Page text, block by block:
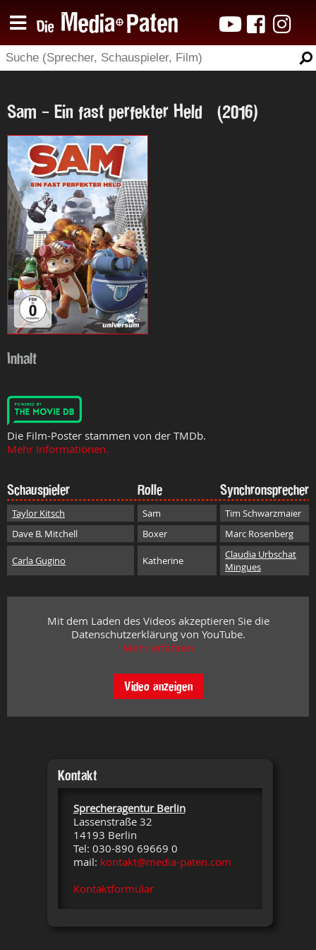
Sam - Ein fast perfekter Held (2016)
Inhalt
Die Film-Poster stammen von der TMDb.
Mehr Informationen.
Schauspieler Rolle Synchronsprecher
Taylor Kitsch Sam
Tim Schwarzmaier
Dave B. Mitchell
Boxer Marc Rosenberg
Carla Gugino Katherine
Claudia Urbschat
Mingues
Mit dem Laden des Videos akzeptieren Sie die
Datenschutzerklärung von YouTube.
Mehr erfahren
Video anzeigen
Kontakt
Sprecheragentur Berlin
Lassenstraße 32
14193 Berlin
Tel: 030-890 69669 0
mail: kontakt@media-paten.com
Kontaktformular